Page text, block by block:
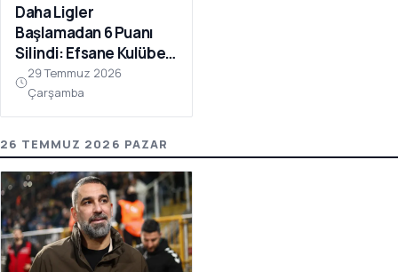
Daha Ligler
Başlamadan 6 Puanı
Silindi: Efsane Kulübe
FIFA Darbesi!
29 Temmuz 2026
Çarşamba
26 TEMMUZ 2026 PAZAR